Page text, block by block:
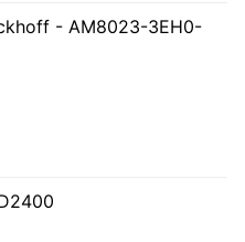
- AM8023-3EH0-